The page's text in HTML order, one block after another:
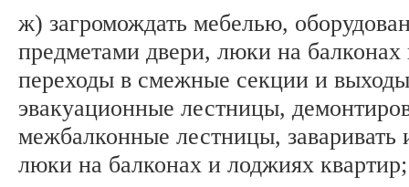
ж) загромождать мебелью,
предметами двери, люки на
переходы в смежные секции и
эвакуационные лестницы,
межбалконные лестницы, заваривать
люки на балконах и лоджиях квартир;